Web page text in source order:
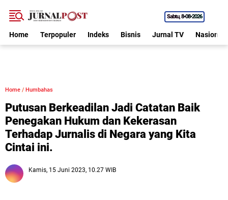
Sabtu 8•08•2026
Home Terpopuler Indeks Bisnis Jurnal TV Nasional
Home / Humbahas
Putusan Berkeadilan Jadi Catatan Baik
Penegakan Hukum dan Kekerasan
Terhadap Jurnalis di Negara yang Kita
Cintai ini.
Kamis, 15 Juni 2023, 10.27 WIB